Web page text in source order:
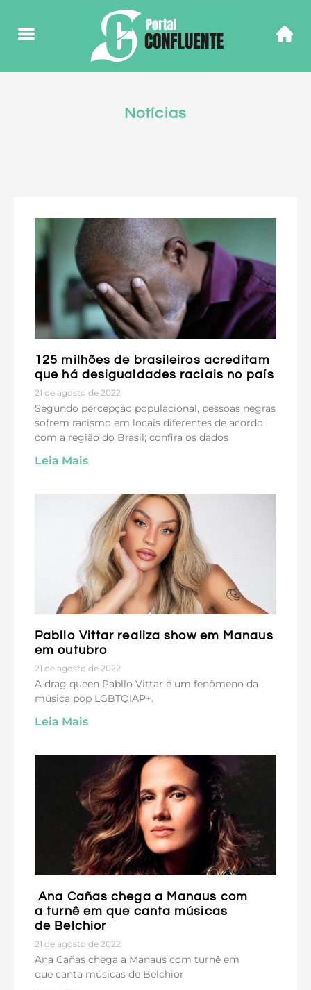
Notícias
125 milhões de brasileiros acreditam
que há desigualdades raciais no país
21 de agosto de 2022
Segundo percepção populacional, pessoas negras
sofrem racismo em locais diferentes de acordo
com a região do Brasil; confira os dados
Leia Mais
Pabllo Vittar realiza show em Manaus
em outubro
21 de agosto de 2022
A drag queen Pabllo Vittar é um fenômeno da
música pop LGBTQIAP+.
Leia Mais
Ana Cañas chega a Manaus com
a turnê em que canta músicas
de Belchior
21 de agosto de 2022
Ana Cañas chega a Manaus com turnê em
que canta músicas de Belchior